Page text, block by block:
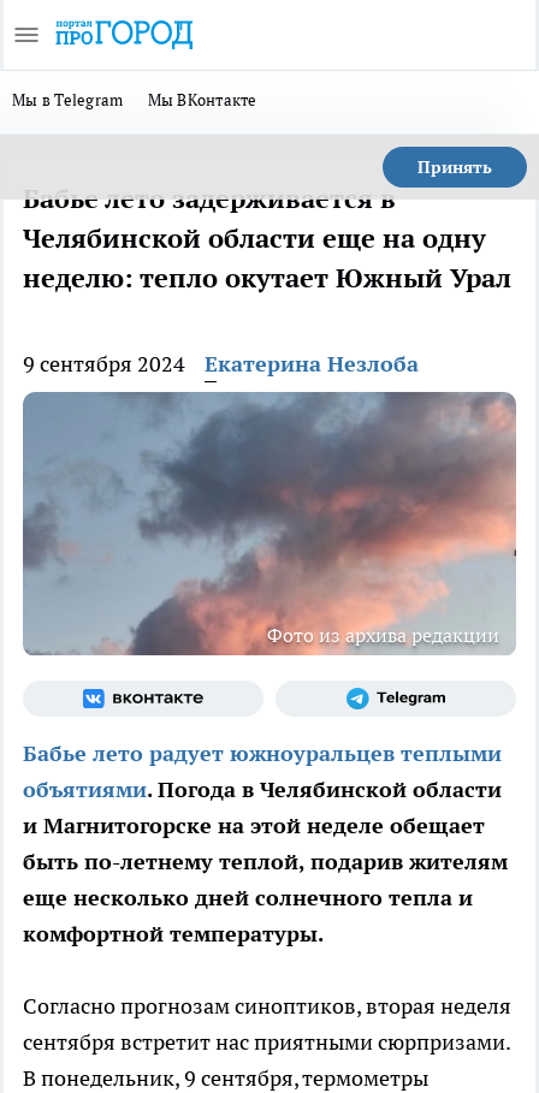
Мы в Telegram Мы ВКонтакте
Принять
Бабье лето задерживается в
Челябинской области еще на одну
неделю: тепло окутает Южный Урал
9 сентября 2024 Екатерина Незлоба
Фото из архива редакции
Бабье лето радует южноуральцев теплыми
объятиями. Погода в Челябинской области
и Магнитогорске на этой неделе обещает
быть по-летнему теплой, подарив жителям
еще несколько дней солнечного тепла и
комфортной температуры.
Согласно прогнозам синоптиков, вторая неделя
сентября встретит нас приятными сюрпризами.
В понедельник, 9 сентября, термометры